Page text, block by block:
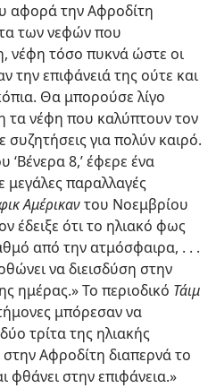
αφορά την Αφροδίτη
των νεφών που
νέφη τόσο πυκνά ώστε οι
την επιφάνειά της ούτε και
Θα μπορούσε λίγο
τα νέφη που καλύπτουν τον
για πολύν καιρό.
‘Βένερα 8,’ έφερε ένα
παραλλαγές
Αμέρικαντου Νοεμβρίου
έδειξε ότι το ηλιακό φως
από την ατμόσφαιρα, . . .
να διεισδύση στην
ημέρας.» Το περιοδικό Τάιμ
μπόρεσαν να
τρίτα της ηλιακής
Αφροδίτη διαπερνά το
στην επιφάνεια.»